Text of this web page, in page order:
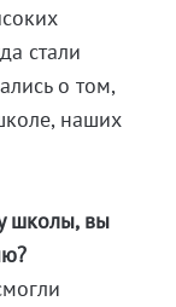
стали
о том,
наших
школы, вы